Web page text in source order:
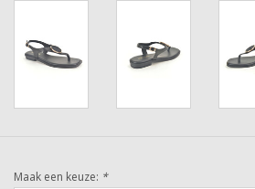
Maak een keuze: *